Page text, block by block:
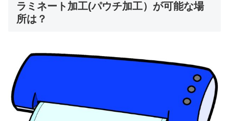
ラミネート加工(パウチ加工）が可能な場
所は？